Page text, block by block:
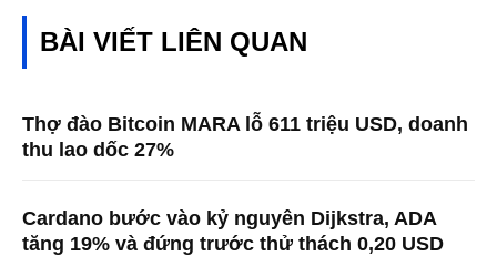
BÀI VIẾT LIÊN QUAN
Thợ đào Bitcoin MARA lỗ 611 triệu USD, doanh
thu lao dốc 27%
Cardano bước vào kỷ nguyên Dijkstra, ADA
tăng 19% và đứng trước thử thách 0,20 USD